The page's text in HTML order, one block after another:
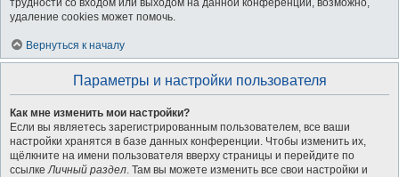
трудности со входом или выходом на данной конференции, возможно,
удаление cookies может помочь.
Вернуться к началу
Параметры и настройки пользователя
Как мне изменить мои настройки?
Если вы являетесь зарегистрированным пользователем, все ваши
настройки хранятся в базе данных конференции. Чтобы изменить их,
щёлкните на имени пользователя вверху страницы и перейдите по
ссылкеЛичный раздел. Там вы можете изменить все свои настройки и